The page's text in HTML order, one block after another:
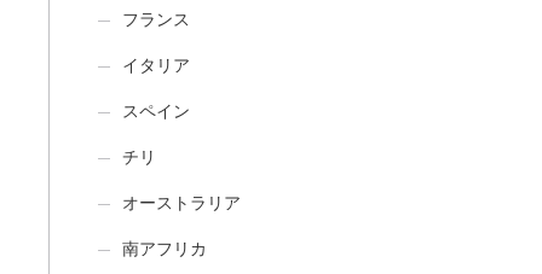
フランス
イタリア
スペイン
チリ
オーストラリア
南アフリカ